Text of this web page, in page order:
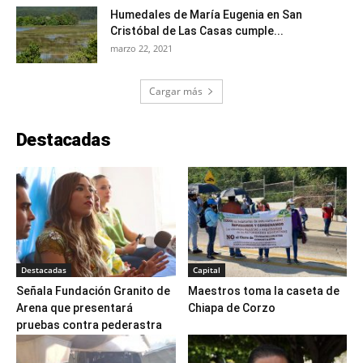
Humedales de María Eugenia en San
Cristóbal de Las Casas cumple...
marzo 22, 2021
Cargar más
Destacadas
Destacadas
Señala Fundación Granito de
Arena que presentará
pruebas contra pederastra
Capital
Maestros toma la caseta de
Chiapa de Corzo